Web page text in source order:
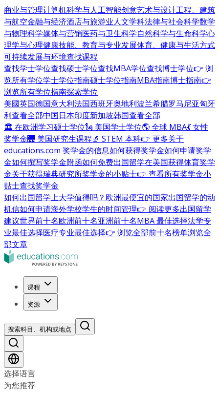
商业与管理计算机科学与人工智能创意艺术与设计工程、建筑
与航空金融与经济酒店与旅游业人文学科法律与社会科学数学
与物理科学媒体与营销医药与卫生科学自然科学与生命科学心
理学与心理健康技能、教育与专业发展体育、健康与生活方式
可持续发展与环境查找课程
查找学士学位查找硕士学位查找MBA学位查找博士学位👉 浏
览所有学位学士学位指南硕士学位指南MBA指南博士指南👉
浏览所有学位指南探索学位
美國英国德国意大利法国西班牙奥地利波兰希腊罗马尼亚匈牙
利查看全部中国日本印度新加坡韩国查看全部
🏛 在欧洲学习硕士学位🗽 美国学士学位🌎 全球 MBA💃 女性
奖学金🌉 美国研究生课程🔬 STEM 本科👉 更多关于
educations.com 奖学金的信息如何获得奖学金如何申请奖学
金如何撰写奖学金附函如何免费出国留学在美国获得体育奖学
金关于获得瑞典研究所奖学金的小贴士👉 查看所有奖学金小
贴士查找奖学金
如何出国留学上大学值得吗？ 欧洲最便宜的国家出国留学的动
机信如何申请海外学校学生的时间管理👉 阅读更多出国留学
建议世界前十名欧洲前十名亚洲前十名MBA 最佳选择法学专
业最佳选择医疗专业最佳选择👉 浏览全部前十名榜单浏览全
部文章
课程
资源
搜索科目、机构或地点
选择语言
为您推荐